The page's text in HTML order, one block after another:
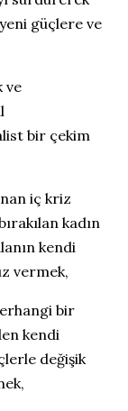
güçlere ve
ve
bir çekim
iç kriz
kadın
kendi
vermek,
bir
kendi
değişik